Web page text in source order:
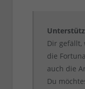
Dir gefällt,
die
auch die
Du